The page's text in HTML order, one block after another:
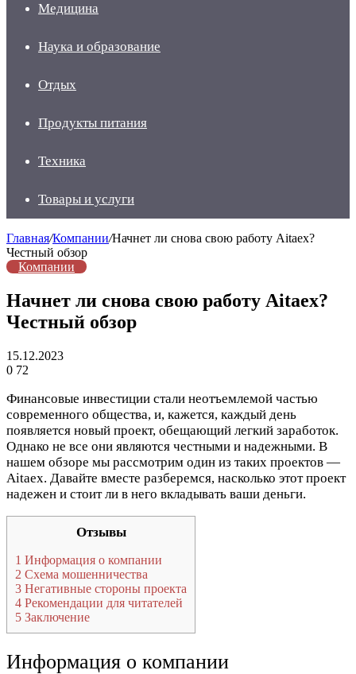
Медицина
Наука и образование
Отдых
Продукты питания
Техника
Товары и услуги
Главная/Компании/Начнет ли снова свою работу Aitaex?
Честный обзор
Компании
Начнет ли снова свою работу Aitaex?
Честный обзор
15.12.2023
0 72
Финансовые инвестиции стали неотъемлемой частью
современного общества, и, кажется, каждый день
появляется новый проект, обещающий легкий заработок.
Однако не все они являются честными и надежными. В
нашем обзоре мы рассмотрим один из таких проектов —
Aitaex. Давайте вместе разберемся, насколько этот проект
надежен и стоит ли в него вкладывать ваши деньги.
Отзывы
1 Информация о компании
2 Схема мошенничества
3 Негативные стороны проекта
4 Рекомендации для читателей
5 Заключение
Информация о компании